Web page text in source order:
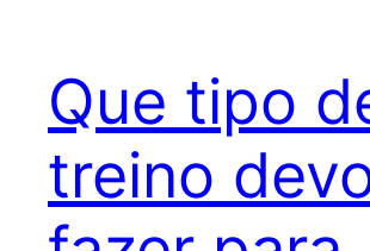
Que tipo
treino